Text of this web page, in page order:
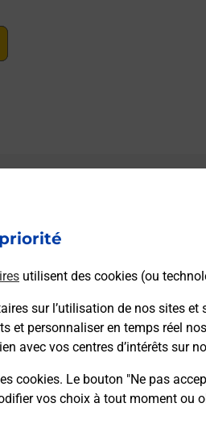
utilisent des cookies (ou
sur l’utilisation de nos sites et
et personnaliser en temps réel
avec vos centres d’intérêts sur
cookies. Le bouton "Ne pas
vos choix à tout moment ou